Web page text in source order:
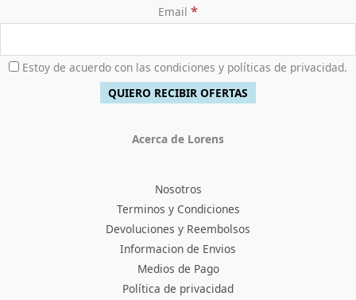
Email *
Estoy de acuerdo con las condiciones y políticas de privacidad.
Acerca de Lorens
Nosotros
Terminos y Condiciones
Devoluciones y Reembolsos
Informacion de Envios
Medios de Pago
Política de privacidad